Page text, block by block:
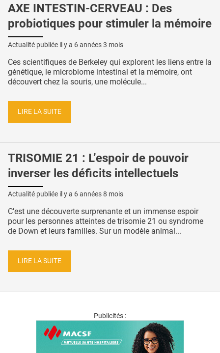
AXE INTESTIN-CERVEAU : Des
probiotiques pour stimuler la mémoire
Actualité publiée il y a 6 années 3 mois
Ces scientifiques de Berkeley qui explorent les liens entre la
génétique, le microbiome intestinal et la mémoire, ont
découvert chez la souris, une molécule...
LIRE LA SUITE
TRISOMIE 21 : L’espoir de pouvoir
inverser les déficits intellectuels
Actualité publiée il y a 6 années 8 mois
C’est une découverte surprenante et un immense espoir
pour les personnes atteintes de trisomie 21 ou syndrome
de Down et leurs familles. Sur un modèle animal...
LIRE LA SUITE
Publicités :